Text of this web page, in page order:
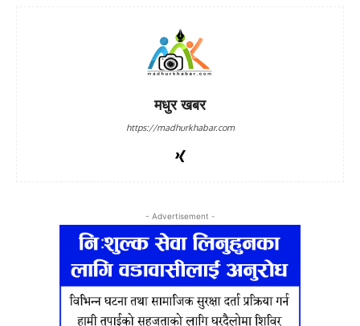
मधुर खबर
https://madhurkhabar.com
- Advertisement -